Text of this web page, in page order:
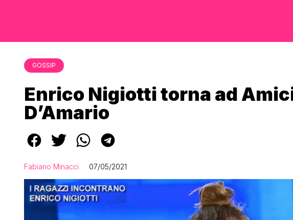
GOSSIP
Enrico Nigiotti torna ad
D’Amario
Fabiano Minacci 07/05/2021